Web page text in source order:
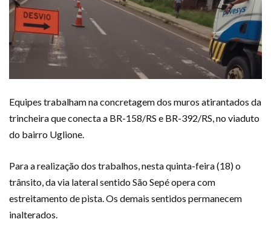
Equipes trabalham na concretagem dos muros atirantados da
trincheira que conecta a BR-158/RS e BR-392/RS, no viaduto
do bairro Uglione.
Para a realização dos trabalhos, nesta quinta-feira (18) o
trânsito, da via lateral sentido São Sepé opera com
estreitamento de pista. Os demais sentidos permanecem
inalterados.